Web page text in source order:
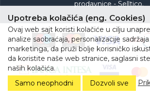
prodavnice-Selltico.
Upotreba kolačića (eng. Cookies)
Ovaj web sajt koristi kolačiće u cilju
analize saobraćaja, personalizacije
marketinga, da pruži bolje korisničko
da koristite naše web stranice, saglasni
naših kolačića.
Samo neophodni
Dozvoli sve